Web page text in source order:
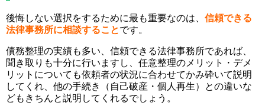
後悔しない選択をするために最も重要なのは、 信頼できる
法律事務所に相談することです。
債務整理の実績も多い、信頼できる法律事務所であれば、
聞き取りも十分に行いますし、任意整理のメリット・デメ
リットについても依頼者の状況に合わせてかみ砕いて説明
してくれ、他の手続き（自己破産・個人再生）との違いな
どもきちんと説明してくれるでしょう。